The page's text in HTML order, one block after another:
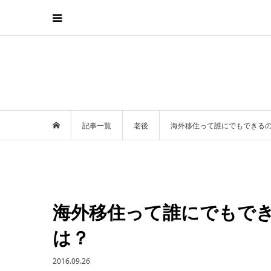
記事一覧 老後 海外移住って誰にでもできる
海外移住って誰にでもで
は？
2016.09.26